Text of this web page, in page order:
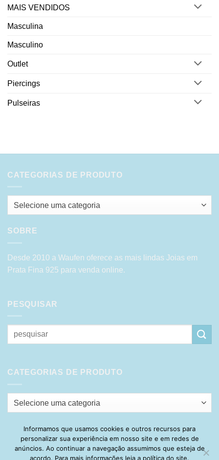
MAIS VENDIDOS
Masculina
Masculino
Outlet
Piercings
Pulseiras
CATEGORIAS DE PRODUTO
Selecione uma categoria
SOBRE
Desde 2010 a Waufen oferece as mais lindas Joias em
Prata Fina 925 para venda online.
PESQUISAR
Pesquisar
por:
CATEGORIAS DE PRODUTO
Selecione uma categoria
Visa PayPal Stripe MasterCard
Cash
On
Informamos que usamos cookies e outros recursos para
personalizar sua experiência em nosso site e em redes de
anúncios. Ao continuar a navegação assumimos que esteja de
acordo. Para mais informações leia a política do site.